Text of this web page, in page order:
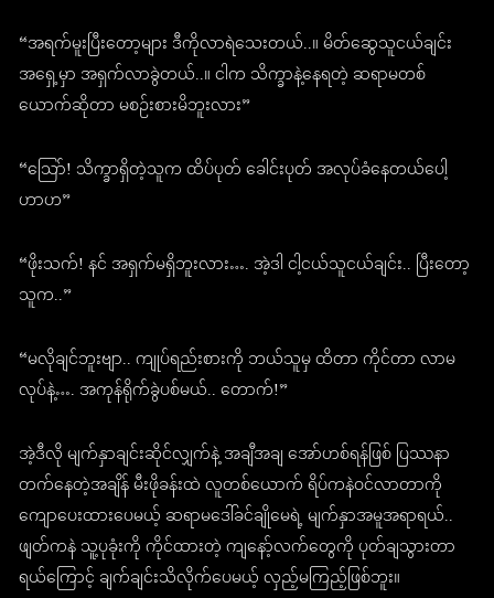
“အရက်မူးပြီးတော့များ ဒီကိုလာရဲသေးတယ်..။ မိတ်ဆွေသူငယ်ချင်း
အရှေ့မှာ အရှက်လာခွဲတယ်..။ ငါက သိက္ခာနဲ့နေရတဲ့ ဆရာမတစ်
ယောက်ဆိုတာ မစဉ်းစားမိဘူးလား”
“သြော်! သိက္ခာရှိတဲ့သူက ထိပ်ပုတ် ခေါင်းပုတ် အလုပ်ခံနေတယ်ပေါ့
ဟာဟ”
“ဖိုးသက်! နင် အရှက်မရှိဘူးလား…. အဲ့ဒါ ငါ့ငယ်သူငယ်ချင်း.. ပြီးတော့
သူက..”
“မလိုချင်ဘူးဗျာ.. ကျုပ်ရည်းစားကို ဘယ်သူမှ ထိတာ ကိုင်တာ လာမ
လုပ်နဲ့…. အကုန်ရိုက်ခွဲပစ်မယ်.. တောက်!”
အဲ့ဒီလို မျက်နှာချင်းဆိုင်လျှက်နဲ့ အချီအချ အော်ဟစ်ရန်ဖြစ် ပြဿနာ
တက်နေတဲ့အချိန် မီးဖိုခန်းထဲ လူတစ်ယောက် ရိပ်ကနဲဝင်လာတာကို
ကျောပေးထားပေမယ့် ဆရာမဒေါ်ခင်ချိုမေရဲ့ မျက်နှာအမူအရာရယ်..
ဖျတ်ကနဲ သူ့ပုခုံးကို ကိုင်ထားတဲ့ ကျနော့်လက်တွေကို ပုတ်ချသွားတာ
ရယ်ကြောင့် ချက်ချင်းသိလိုက်ပေမယ့် လှည့်မကြည့်ဖြစ်ဘူး။